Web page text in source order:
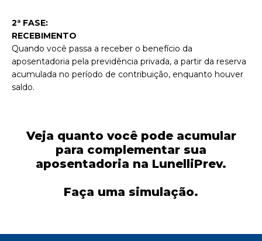
2ª FASE:
RECEBIMENTO
Quando você passa a receber o benefício da
aposentadoria pela previdência privada, a partir da reserva
acumulada no período de contribuição, enquanto houver
saldo.
Veja quanto você pode acumular
para complementar sua
aposentadoria na LunelliPrev.
Faça uma simulação.